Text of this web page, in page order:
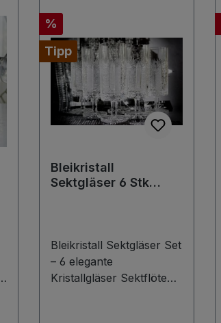
Rabatt
%
Tipp
Bleikristall
Sektgläser 6 Stk
Bleikristall Sektgläser Set
– 6 elegante
Kristallgläser Sektflöten